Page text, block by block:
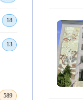
18
13
589